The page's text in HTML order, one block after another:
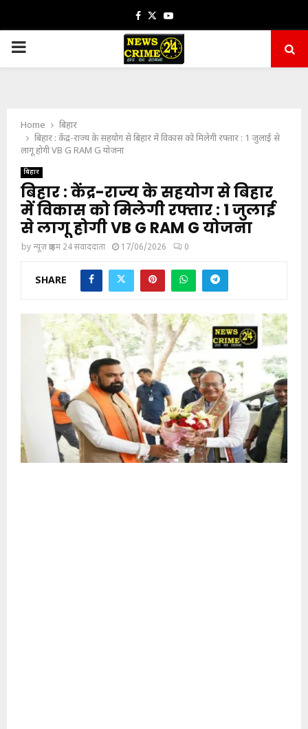
Facebook
TwitterYoutube
PRIMARY
Home
बिहार
बिहार : केंद्र-राज्य के सहयोग से बिहार में विकास को मिलेगी रफ्तार : 1 जुलाई से
लागू होगी VB G RAM G योजना
बिहार
बिहार : केंद्र-राज्य के सहयोग से बिहार
में विकास को मिलेगी रफ्तार : 1 जुलाई
से लागू होगी VB G RAM G योजना
byन्यूज़ क्राइम 24 संवाददाता 17/06/2026 0
SHARE